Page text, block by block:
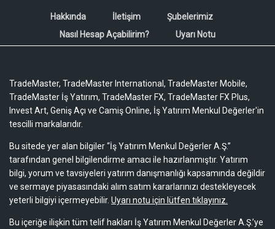
Hakkında İletişim
Şubelerimiz
Nasıl Hesap Açabilirim?
Uyarı Notu
TradeMaster, TradeMaster International, TradeMaster Mobile,
TradeMaster İş Yatırım, TradeMaster FX, TradeMaster FX Plus,
Invest Art, Geniş Açı ve Camiş Online, İş Yatırım Menkul Değerler'in
tescilli markalarıdır.
Bu sitede yer alan bilgiler “İş Yatırım Menkul Değerler A.Ş.”
tarafından genel bilgilendirme amacı ile hazırlanmıştır. Yatırım
bilgi, yorum ve tavsiyeleri yatırım danışmanlığı kapsamında değildir
ve sermaye piyasasındaki alım satım kararlarınızı destekleyecek
yeterli bilgiyi içermeyebilir. Uyarı notu için lütfen tıklayınız.
Bu içeriğe ilişkin tüm telif hakları İş Yatırım Menkul Değerler A.Ş.’ye